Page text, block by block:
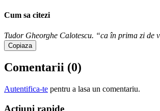
Cum sa citezi
Tudor Gheorghe Calotescu. “ca în prima zi de
Copiaza
Comentarii (0)
Autentifica-te pentru a lasa un comentariu.
Acțiuni rapide